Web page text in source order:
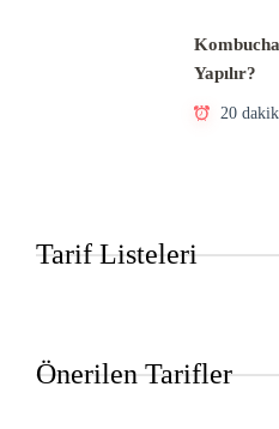
Yapılır?
20
Tarif Listeleri
Önerilen Tarifler